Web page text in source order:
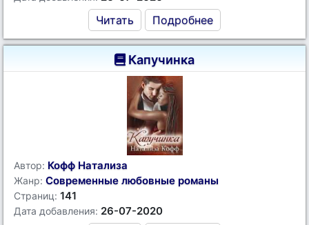
Читать Подробнее
Капучинка
Автор: Кофф Натализа
Жанр: Современные любовные романы
Страниц: 141
Дата добавления: 26-07-2020